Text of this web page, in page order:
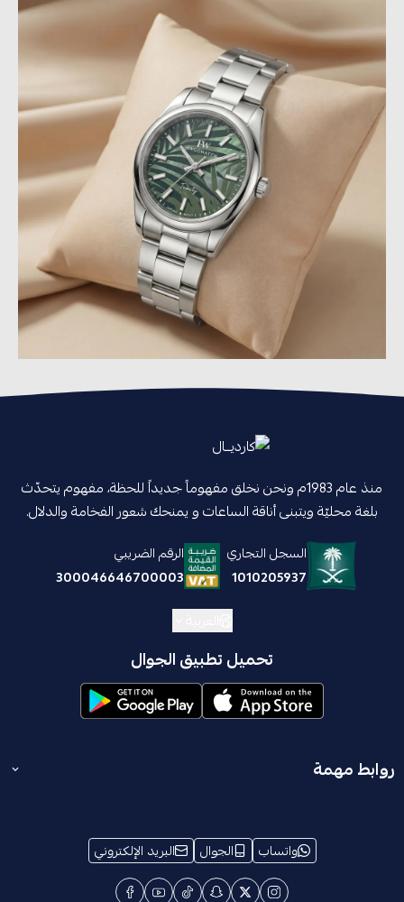
روابط مهمة
الشروط والأحكام
معلومات الإسترجاع والإستبدال
من نحن
ترخيص تخفيضات
منذ عام 1983م ونحن نخلق مفهوماً جديداً للحظة، مفهوم يتحدّث
بلغة محليّة ويتبنى أناقة الساعات و يمنحك شعور الفخامة والدلال.
السجل التجاري
1010205937
الرقم الضريبي
300046646700003
تحميل تطبيق الجوال
واتساب الجوال البريد الإلكتروني